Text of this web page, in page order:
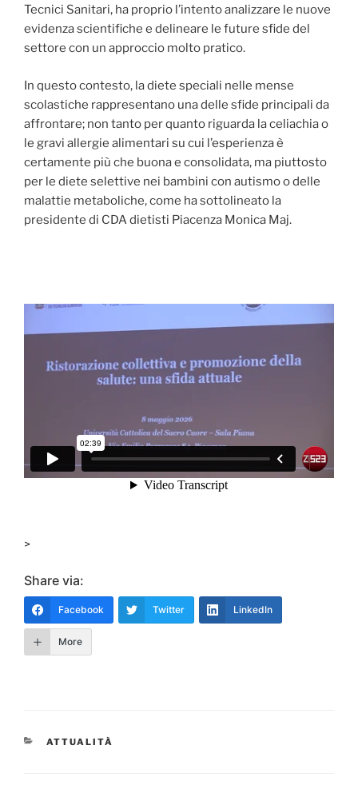
Tecnici Sanitari, ha proprio l’intento analizzare le nuove
evidenza scientifiche e delineare le future sfide del
settore con un approccio molto pratico.
In questo contesto, la diete speciali nelle mense
scolastiche rappresentano una delle sfide principali da
affrontare; non tanto per quanto riguarda la celiachia o
le gravi allergie alimentari su cui l’esperienza è
certamente più che buona e consolidata, ma piuttosto
per le diete selettive nei bambini con autismo o delle
malattie metaboliche, come ha sottolineato la
presidente di CDA dietisti Piacenza Monica Maj.
>
Share via:
Facebook Twitter LinkedIn
More
CATEGORIE
ATTUALITÀ